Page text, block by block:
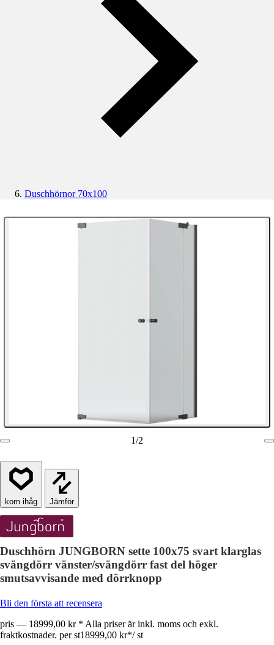
Duschhörnor 70x100
1/2
Jämför
Duschhörn JUNGBORN sette 100x75 svart klarglas
svängdörr vänster/svängdörr fast del höger
smutsavvisande med dörrknopp
Bli den första att recensera
pris — 18999,00 kr * Alla priser är inkl. moms och exkl.
fraktkostnader. per st18999,00 kr*/ st